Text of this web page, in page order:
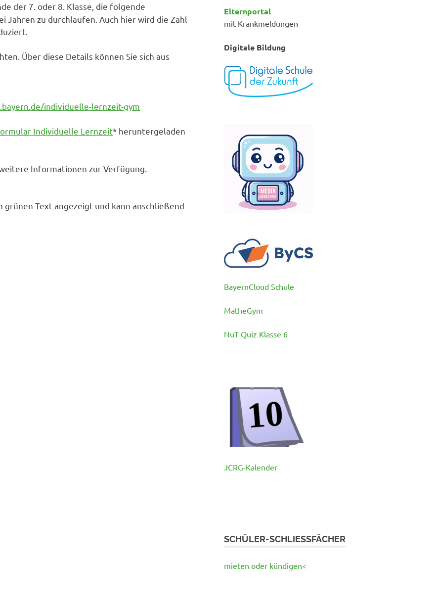
der 7. oder 8. Klasse, die fol­gende
Jahren zu durchlaufen. Auch hier wird die Zahl
Über diese Details können Sie sich aus
individuelle-lernzeit-gym
Individuelle Lernzeit* heruntergeladen
Informationen zur Verfügung.
Text angezeigt und kann anschließend
Elternportal
mit Krankmeldungen
Digitale Bildung
BayernCloud Schule
MatheGym
NuT Quiz Klasse 6
JCRG-Kalender
SCHÜLER-SCHLIESSFÄCHER
mieten oder kündigen<